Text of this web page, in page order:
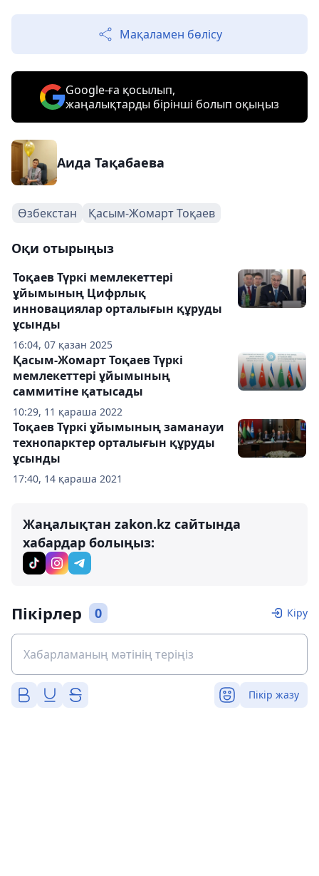
Мақаламен бөлісу
Google-ға қосылып,
жаңалықтарды бірінші болып оқыңыз
Аида Тақабаева
Өзбекстан Қасым-Жомарт Тоқаев
Оқи отырыңыз
16:04, 07 қазан 2025
Тоқаев Түркі мемлекеттері
ұйымының Цифрлық
инновациялар орталығын құруды
ұсынды
10:29, 11 қараша 2022
Қасым-Жомарт Тоқаев Түркі
мемлекеттері ұйымының
саммитіне қатысады
17:40, 14 қараша 2021
Тоқаев Түркі ұйымының заманауи
технопарктер орталығын құруды
ұсынды
Жаңалықтан zakon.kz сайтында
хабардар болыңыз:
Пікірлер 0 Кіру
Пікір жазу